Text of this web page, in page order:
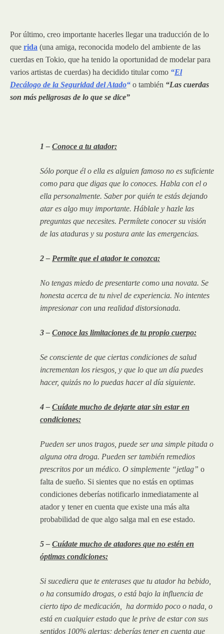
Por último, creo importante hacerles llegar una traducción de lo
que rida (una amiga, reconocida modelo del ambiente de las
cuerdas en Tokio, que ha tenido la oportunidad de modelar para
varios artistas de cuerdas) ha decidido titular como “El
Decálogo de la Seguridad del Atado“ o también “Las cuerdas
son más peligrosas de lo que se dice”
1 – Conoce a tu atador:
Sólo porque él o ella es alguien famoso no es suficiente
como para que digas que lo conoces. Habla con el o
ella personalmente. Saber por quién te estás dejando
atar es algo muy importante. Háblale y hazle las
preguntas que necesites. Permítete conocer su visión
de las ataduras y su postura ante las emergencias.
2 – Permite que el atador te conozca:
No tengas miedo de presentarte como una novata. Se
honesta acerca de tu nivel de experiencia. No intentes
impresionar con una realidad distorsionada.
3 – Conoce las limitaciones de tu propio cuerpo:
Se consciente de que ciertas condiciones de salud
incrementan los riesgos, y que lo que un día puedes
hacer, quizás no lo puedas hacer al día siguiente.
4 – Cuídate mucho de dejarte atar sin estar en
condiciones:
Pueden ser unos tragos, puede ser una simple pitada o
alguna otra droga. Pueden ser también remedios
prescritos por un médico. O simplemente “jetlag” o
falta de sueño. Si sientes que no estás en optimas
condiciones deberías notificarlo inmediatamente al
atador y tener en cuenta que existe una más alta
probabilidad de que algo salga mal en ese estado.
5 – Cuídate mucho de atadores que no estén en
óptimas condiciones:
Si sucediera que te enterases que tu atador ha bebido,
o ha consumido drogas, o está bajo la influencia de
cierto tipo de medicación, ha dormido poco o nada, o
está en cualquier estado que le prive de estar con sus
sentidos 100% alertas; deberías tener en cuenta que